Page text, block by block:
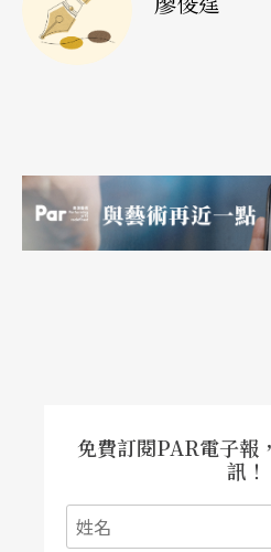
葉娟礽高超的演奏技巧和詮
作品加分，讓作曲家對自己
娟礽摸著自己長繭的手說：
子，是維也納作曲家思想悟子
作品，左手拉弓，右手還得
種樂曲的挑戰化為征服後
出陳曉勇的作品。這首只有
免費訂閱PAR電子報
訊！